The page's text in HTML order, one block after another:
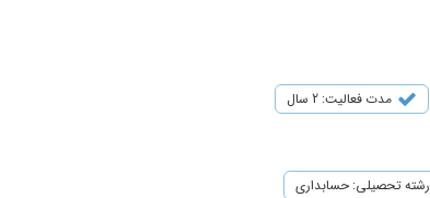
مدت فعالیت: 2 سال
رشته تحصیلی: حسابداری